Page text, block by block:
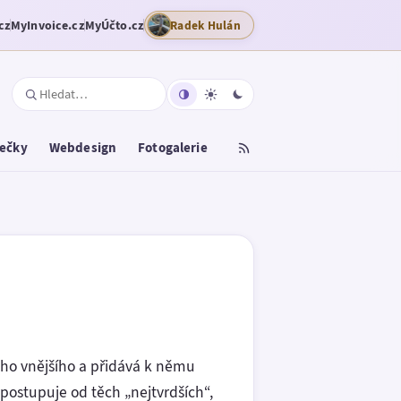
MyInvoice.czMyÚčto.cz Radek Hulán
Webdesign Fotogalerie
vnějšího a přidává k němu
od těch „nejtvrdších“,